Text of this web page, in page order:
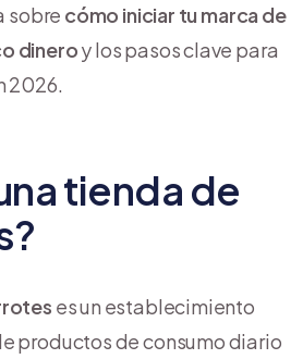
sobre cómo iniciar tu marca de
dineroy los pasos clave para
2026.
tienda de
es un establecimiento
productos de consumo diario